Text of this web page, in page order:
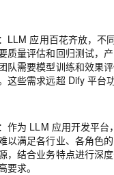
LLM 应用百花齐放，不
质量评估和回归测试，
队需要模型训练和效果
这些需求远超 Dify 平台
：作为 LLM 应用开发平台
以满足各行业、各角色的
，结合业务特点进行深度
要求。